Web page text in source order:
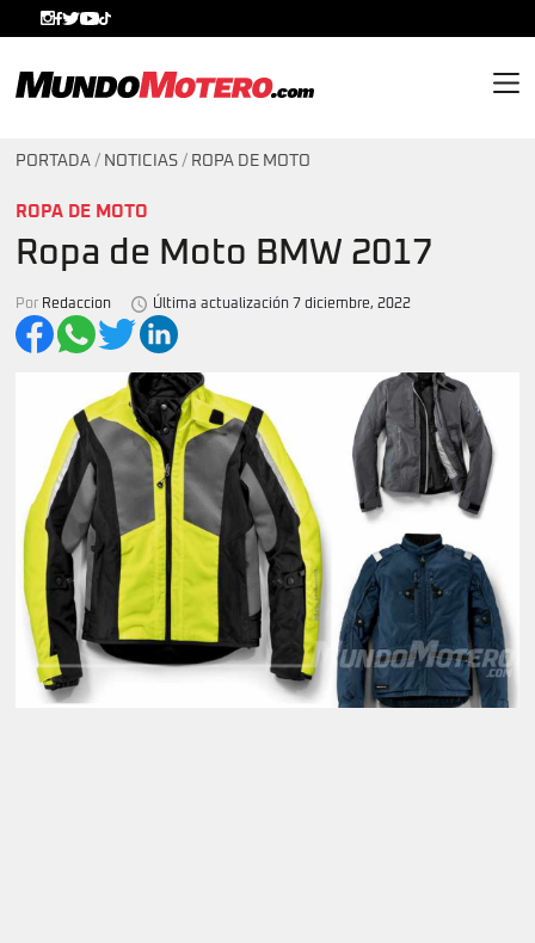
PORTADA / NOTICIAS / ROPA DE MOTO
ROPA DE MOTO
Ropa de Moto BMW 2017
Por Redaccion Última actualización 7 diciembre, 2022